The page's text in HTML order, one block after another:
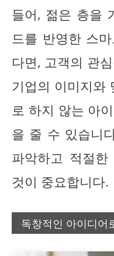
들어, 젊은 층을
드를 반영한 스
다면, 고객의 관
기업의 이미지와
로 하지 않는 아
을 줄 수 있습니
파악하고 적절한
것이 중요합니다.
독창적인 아이디어